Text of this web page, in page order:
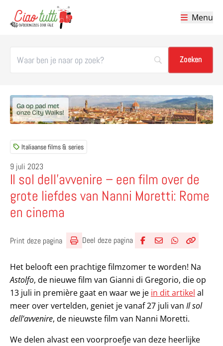
Menu
Italiaanse films & series
9 juli 2023
Il sol dell’avvenire – een film over de
grote liefdes van Nanni Moretti: Rome
en cinema
Print deze pagina Deel deze pagina
Het belooft een prachtige filmzomer te worden! Na
Astolfo, de nieuwe film van Gianni di Gregorio, die op
13 juli in première gaat en waar we je in dit artikel al
meer over vertelden, geniet je vanaf 27 juli van Il sol
dell’avvenire, de nieuwste film van Nanni Moretti.
We delen alvast een voorproefje van deze heerlijke